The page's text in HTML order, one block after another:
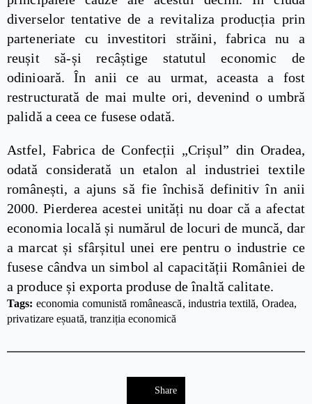
diverselor tentative de a revitaliza producția prin
parteneriate cu investitori străini, fabrica nu a
reușit să-și recâștige statutul economic de
odinioară. În anii ce au urmat, aceasta a fost
restructurată de mai multe ori, devenind o umbră
palidă a ceea ce fusese odată.
Astfel, Fabrica de Confecții „Crișul” din Oradea,
odată considerată un etalon al industriei textile
românești, a ajuns să fie închisă definitiv în anii
2000. Pierderea acestei unități nu doar că a afectat
economia locală și numărul de locuri de muncă, dar
a marcat și sfârșitul unei ere pentru o industrie ce
fusese cândva un simbol al capacității României de
a produce și exporta produse de înaltă calitate.
Tags: economia comunistă românească industria textilă Oradea
privatizare eșuată tranziția economică
Share